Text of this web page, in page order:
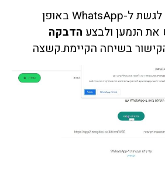
לאחר מכן, יש לגשת ל-WhatsApp באופן
הנמען ולבצע הדבקה
בשיחה הקיימת.קשצה